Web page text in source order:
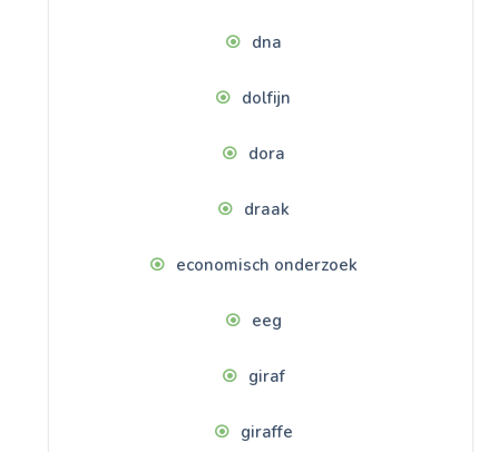
dna
dolfijn
dora
draak
economisch onderzoek
eeg
giraf
giraffe